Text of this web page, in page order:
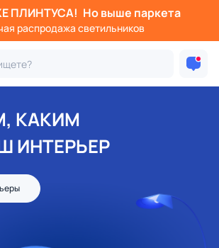
ПЛИНТУСА! Но выше паркета
распродажа светильников
КАКИМ
ИНТЕРЬЕР